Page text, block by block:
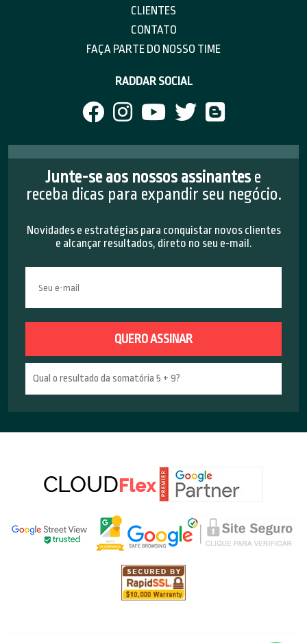
CLIENTES
CONTATO
FAÇA PARTE DO NOSSO TIME
RADDAR SOCIAL
Junte-se aos nossos assinantes e
receba dicas para expandir seu negócio.
Novidades e estratégias para conquistar novos clientes
e alcançar resultados, direto no seu e-mail.